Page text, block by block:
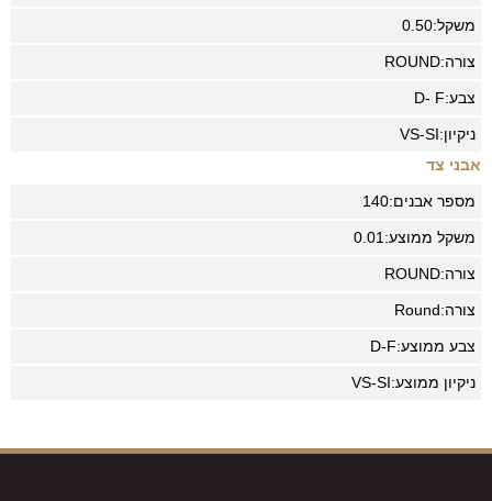
משקל:0.50
צורה:ROUND
צבע:D- F
ניקיון:VS-SI
אבני צד
מספר אבנים:140
משקל ממוצע:0.01
צורה:ROUND
צורה:Round
צבע ממוצע:D-F
ניקיון ממוצע:VS-SI